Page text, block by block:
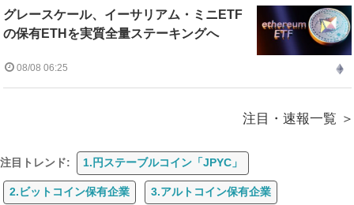
グレースケール、イーサリアム・ミニETF
の保有ETHを実質全量ステーキングへ
08/08 06:25
注目・速報一覧
注目トレンド: 1.円ステーブルコイン「JPYC」
2.ビットコイン保有企業 3.アルトコイン保有企業